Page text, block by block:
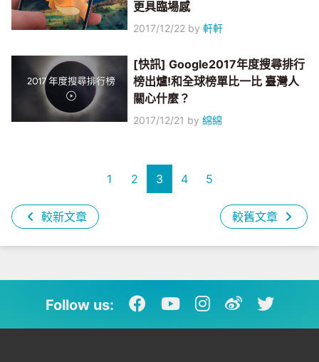
更具臨場感
2017/12/22 by軒軒
[快訊] Google2017年度搜尋排行
榜出爐!和全球榜單比一比 臺灣人
關心什麼？
2017/12/21 by綿綿
較新文章
1 2 3 4 5
較舊文章
Follow us: